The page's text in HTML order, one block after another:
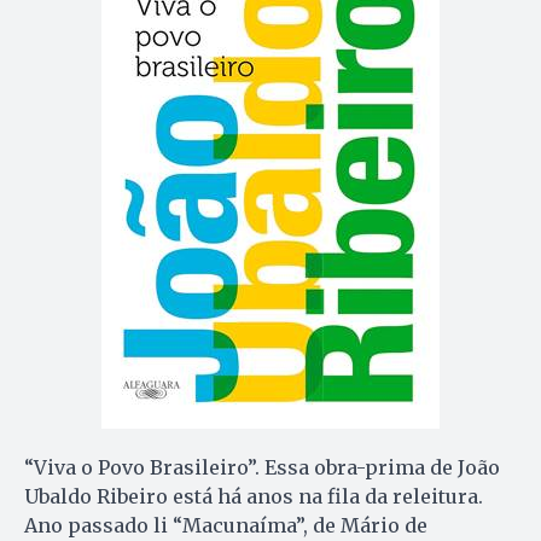
“Viva o Povo Brasileiro”. Essa obra-prima de João
Ubaldo Ribeiro está há anos na fila da releitura.
Ano passado li “Macunaíma”, de Mário de